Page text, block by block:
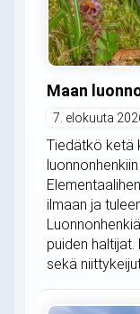
Maan
7. elokuuta
Tiedätkö ketä
ilmaan ja
puiden
sekä